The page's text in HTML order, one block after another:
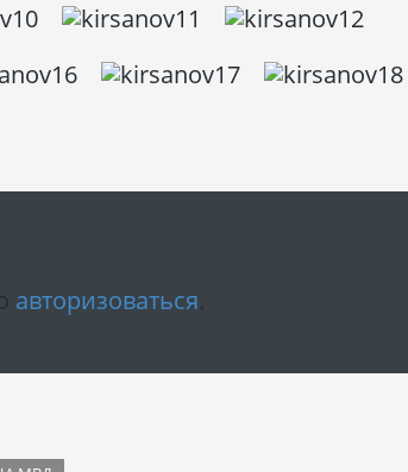
авторизоваться